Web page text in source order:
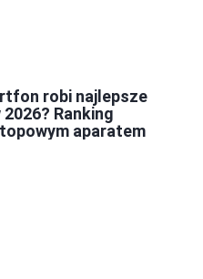
robi najlepsze
Ranking
aparatem